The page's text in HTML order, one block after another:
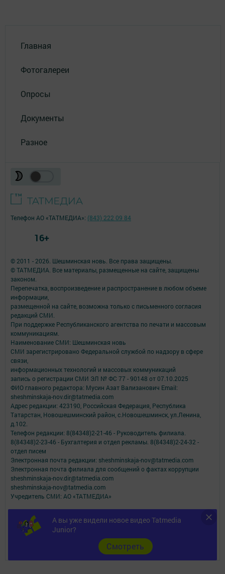
Главная
Фотогалереи
Опросы
Документы
Разное
А вы уже видели новое видео Tatmedia
Junior?
Cмотреть
© 2011 - 2026. Шешминская новь. Все права защищены.
© ТАТМЕДИА. Все материалы, размещенные на сайте, защищены
законом.
Перепечатка, воспроизведение и распространение в любом объеме
информации,
размещенной на сайте, возможна только с письменного согласия
редакций СМИ.
При поддержке Республиканского агентства по печати и массовым
коммуникациям.
Наименование СМИ: Шешминская новь
СМИ зарегистрировано Федеральной службой по надзору в сфере
связи,
информационных технологий и массовых коммуникаций
запись о регистрации СМИ ЭЛ № ФС 77 - 90148 от 07.10.2025
ФИО главного редактора: Мусин Азат Вализанович Email:
sheshminskaja-nov.dir@tatmedia.com
Адрес редакции: 423190, Российская Федерация, Республика
Татарстан, Новошешминский район, с.Новошешминск, ул.Ленина,
д.102.
Телефон редакции: 8(84348)2-21-46 - Руководитель филиала.
8(84348)2-23-46 - Бухгалтерия и отдел рекламы. 8(84348)2-24-32 -
отдел писем
Электронная почта редакции: sheshminskaja-nov@tatmedia.com
Электронная почта филиала для сообщений о фактах коррупции
sheshminskaja-nov.dir@tatmedia.com
sheshminskaja-nov@tatmedia.com
Учредитель СМИ: АО «ТАТМЕДИА»
Антикоррупционная политика
АО «ТАТМЕДИА» использует «cookie»для персонализации сервисов и
удобства пользователей сайтом.
Использование «cookie» можно отменить в настройках браузера.
Политика конфиденциальности
Телефон АО «ТАТМЕДИА»: (843) 222 09 84
16+